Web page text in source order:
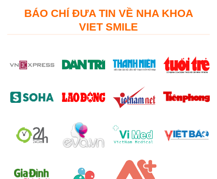
BÁO CHÍ ĐƯA TIN VỀ NHA KHOA
VIET SMILE